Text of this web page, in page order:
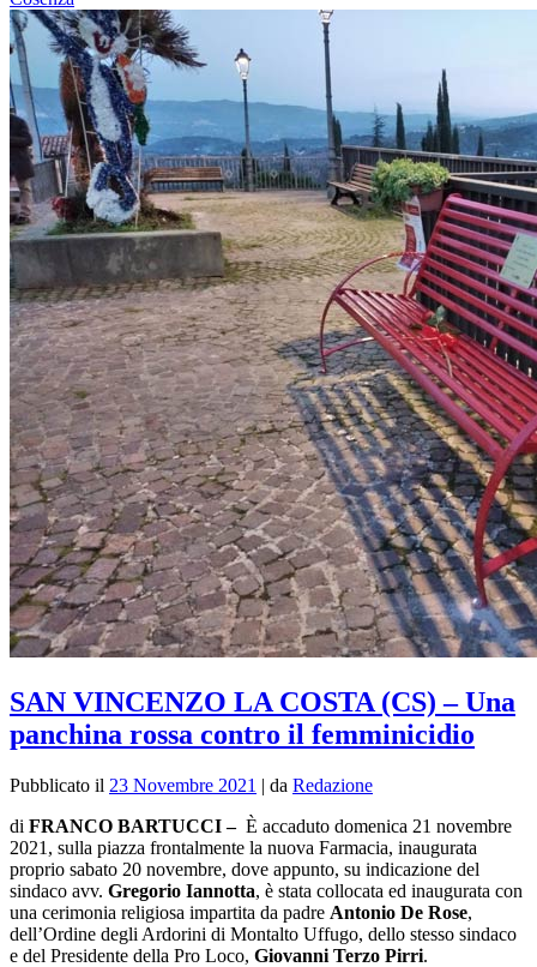
SAN VINCENZO LA COSTA (CS) – Una
panchina rossa contro il femminicidio
Pubblicato il 23 Novembre 2021 | da Redazione
di FRANCO BARTUCCI – È accaduto domenica 21 novembre
2021, sulla piazza frontalmente la nuova Farmacia, inaugurata
proprio sabato 20 novembre, dove appunto, su indicazione del
sindaco avv. Gregorio Iannotta, è stata collocata ed inaugurata con
una cerimonia religiosa impartita da padre Antonio De Rose,
dell’Ordine degli Ardorini di Montalto Uffugo, dello stesso sindaco
e del Presidente della Pro Loco, Giovanni Terzo Pirri.